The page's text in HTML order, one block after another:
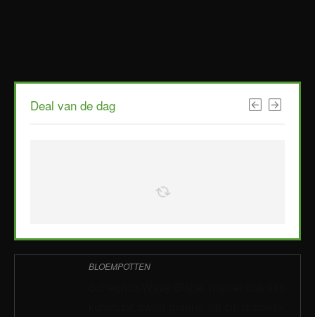
Deal van de dag
BLOEMPOTTEN